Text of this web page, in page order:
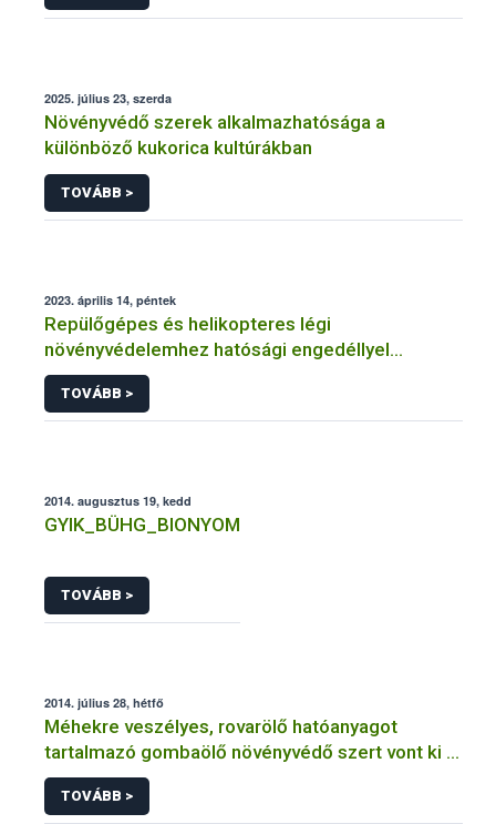
2025. július 23, szerda
Növényvédő szerek alkalmazhatósága a
különböző kukorica kultúrákban
TOVÁBB >
2023. április 14, péntek
Repülőgépes és helikopteres légi
növényvédelemhez hatósági engedéllyel
rendelkező szervezetek
TOVÁBB >
2014. augusztus 19, kedd
GYIK_BÜHG_BIONYOM
TOVÁBB >
2014. július 28, hétfő
Méhekre veszélyes, rovarölő hatóanyagot
tartalmazó gombaölő növényvédő szert vont ki a
forgalomból a NÉBIH
TOVÁBB >